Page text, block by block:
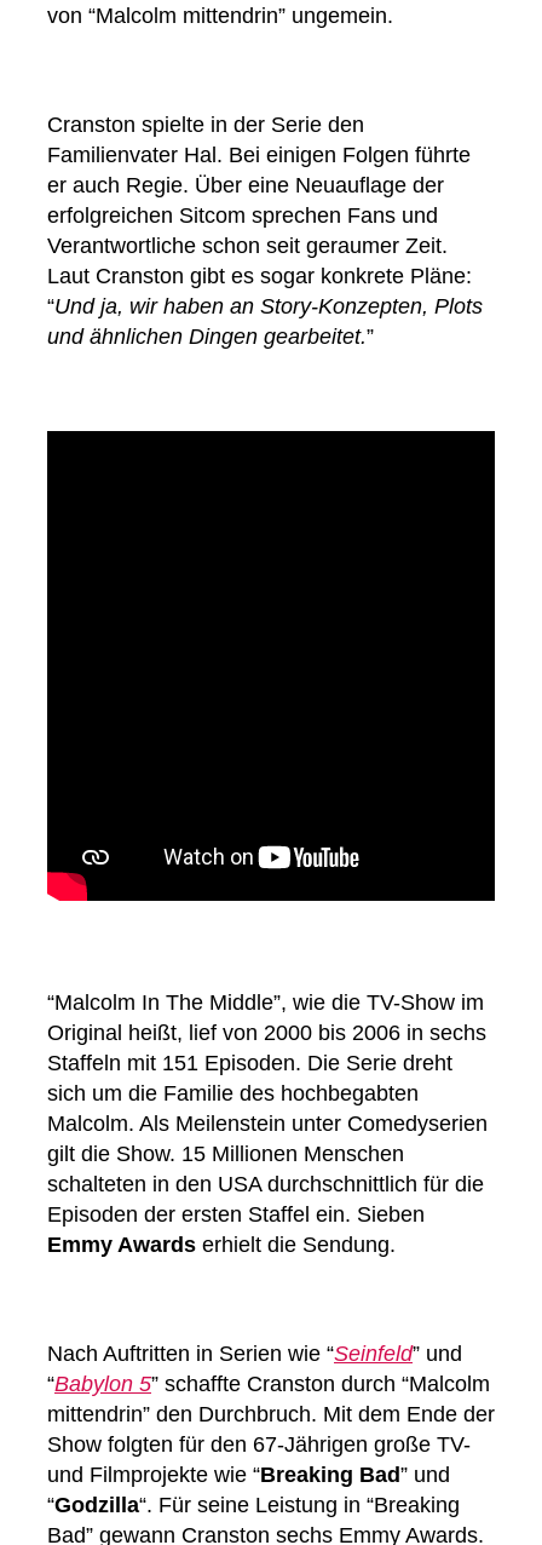
von “Malcolm mittendrin” ungemein.
Cranston spielte in der Serie den
Familienvater Hal. Bei einigen Folgen führte
er auch Regie. Über eine Neuauflage der
erfolgreichen Sitcom sprechen Fans und
Verantwortliche schon seit geraumer Zeit.
Laut Cranston gibt es sogar konkrete Pläne:
“Und ja, wir haben an Story-Konzepten, Plots
und ähnlichen Dingen gearbeitet.”
“Malcolm In The Middle”, wie die TV-Show im
Original heißt, lief von 2000 bis 2006 in sechs
Staffeln mit 151 Episoden. Die Serie dreht
sich um die Familie des hochbegabten
Malcolm. Als Meilenstein unter Comedyserien
gilt die Show. 15 Millionen Menschen
schalteten in den USA durchschnittlich für die
Episoden der ersten Staffel ein. Sieben
Emmy Awards erhielt die Sendung.
Nach Auftritten in Serien wie “Seinfeld” und
“Babylon 5” schaffte Cranston durch “Malcolm
mittendrin” den Durchbruch. Mit dem Ende der
Show folgten für den 67-Jährigen große TV-
und Filmprojekte wie “Breaking Bad” und
“Godzilla“. Für seine Leistung in “Breaking
Bad” gewann Cranston sechs Emmy Awards.